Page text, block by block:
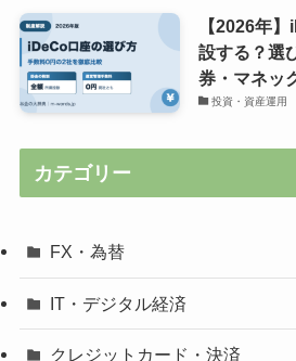
【2026年
設する？選
券・マネッ
投資・資産運用
カテゴリー
FX・為替
IT・デジタル経済
クレジットカード・決済